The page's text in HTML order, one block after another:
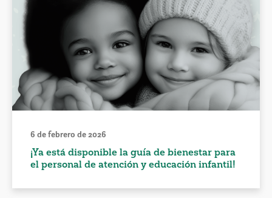
6 de febrero de 2026
¡Ya está disponible la guía de bienestar para
el personal de atención y educación infantil!